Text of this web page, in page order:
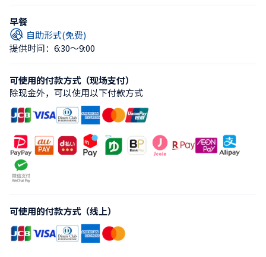
早餐
自助形式(免费)
提供时间：6:30〜9:00
可使用的付款方式（现场支付）
除现金外，可以使用以下付款方式
可使用的付款方式（线上）